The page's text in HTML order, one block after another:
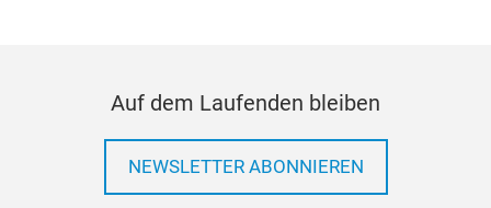
Auf dem Laufenden bleiben
NEWSLETTER ABONNIEREN